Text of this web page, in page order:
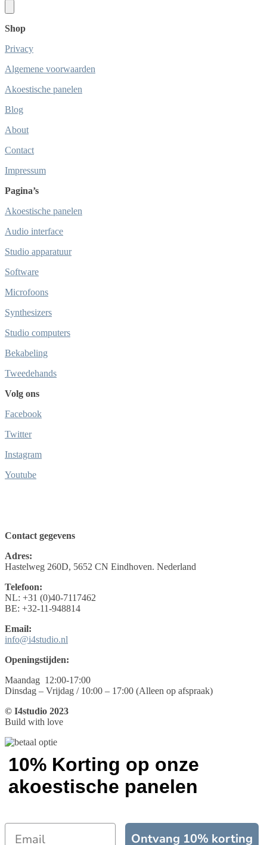
Shop
Privacy
Algemene voorwaarden
Akoestische panelen
Blog
About
Contact
Impressum
Pagina’s
Akoestische panelen
Audio interface
Studio apparatuur
Software
Microfoons
Synthesizers
Studio computers
Bekabeling
Tweedehands
Volg ons
Facebook
Twitter
Instagram
Youtube
Contact gegevens
Adres:
Hastelweg 260D, 5652 CN Eindhoven. Nederland
Telefoon:
NL: +31 (0)40-7117462
BE: +32-11-948814
Email:
info@i4studio.nl
Openingstijden:
Maandag 12:00-17:00
Dinsdag – Vrijdag / 10:00 – 17:00 (Alleen op afspraak)
© I4studio 2023
Build with love
10% Korting op onze
akoestische panelen
Ontvang 10% korting